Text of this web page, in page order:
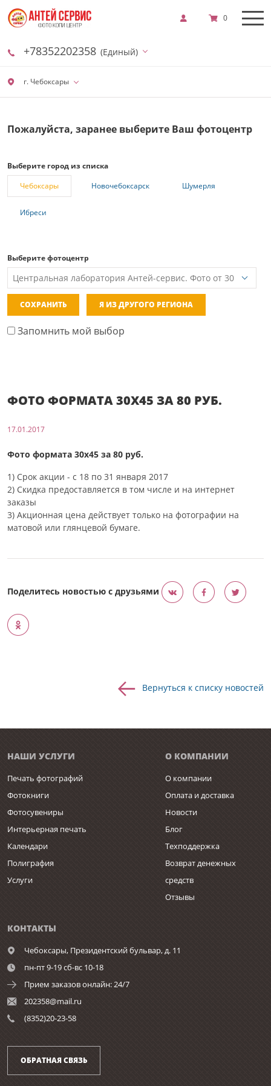
г. Чебоксары
+78352202358 (Единый)
0
Пожалуйста, заранее выберите Ваш фотоцентр
Выберите город из списка
Чебоксары
Новочебоксарск Шумерля
Ибреси
Выберите фотоцентр
СОХРАНИТЬ Я ИЗ ДРУГОГО РЕГИОНА
Запомнить мой выбор
ФОТО ФОРМАТА 30Х45 ЗА 80 РУБ.
17.01.2017
Фото формата 30х45 за 80 руб.
1) Срок акции - с 18 по 31 января 2017
2) Скидка предоставляется в том числе и на интернет
заказы
3) Акционная цена действует только на фотографии на
матовой или глянцевой бумаге.
Поделитесь новостью с друзьями
Вернуться к списку новостей
НАШИ УСЛУГИ
Печать фотографий
Фотокниги
Фотосувениры
Интерьерная печать
Календари
Полиграфия
Услуги
О КОМПАНИИ
О компании
Оплата и доставка
Новости
Блог
Техподдержка
Возврат денежных
средств
Отзывы
КОНТАКТЫ
Чебоксары, Президентский бульвар, д. 11
пн-пт 9-19 сб-вс 10-18
Прием заказов онлайн: 24/7
202358@mail.ru
(8352)20-23-58
ОБРАТНАЯ СВЯЗЬ